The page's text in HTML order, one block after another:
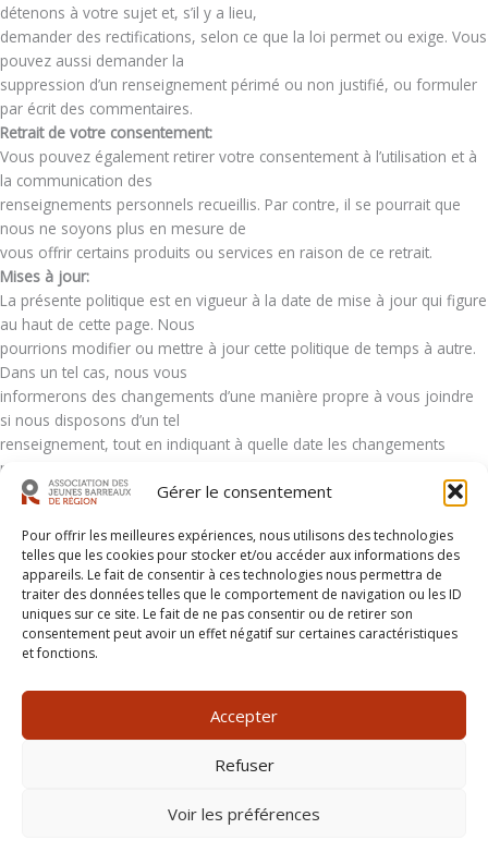
Gérer le consentement
Pour offrir les meilleures expériences, nous utilisons des technologies
telles que les cookies pour stocker et/ou accéder aux informations des
appareils. Le fait de consentir à ces technologies nous permettra de
traiter des données telles que le comportement de navigation ou les ID
uniques sur ce site. Le fait de ne pas consentir ou de retirer son
consentement peut avoir un effet négatif sur certaines caractéristiques
et fonctions.
Accepter
Refuser
Voir les préférences
détenons à votre sujet et, s’il y a lieu,
demander des rectifications, selon ce que la loi permet ou exige. Vous
pouvez aussi demander la
suppression d’un renseignement périmé ou non justifié, ou formuler
par écrit des commentaires.
Retrait de votre consentement:
Vous pouvez également retirer votre consentement à l’utilisation et à
la communication des
renseignements personnels recueillis. Par contre, il se pourrait que
nous ne soyons plus en mesure de
vous offrir certains produits ou services en raison de ce retrait.
Mises à jour:
La présente politique est en vigueur à la date de mise à jour qui figure
au haut de cette page. Nous
pourrions modifier ou mettre à jour cette politique de temps à autre.
Dans un tel cas, nous vous
informerons des changements d’une manière propre à vous joindre
si nous disposons d’un tel
renseignement, tout en indiquant à quelle date les changements
prendront effet.
Nous contacter:
personnels qui s’occupe de
répondre aux questions, aux demandes en lien avec l’exercice de vos
droits, et aux plaintes que vous
pourriez formuler relativement à nos pratiques à l’égard de vos
renseignements, écrivez-nousinfo@ajbr.ca
Communication